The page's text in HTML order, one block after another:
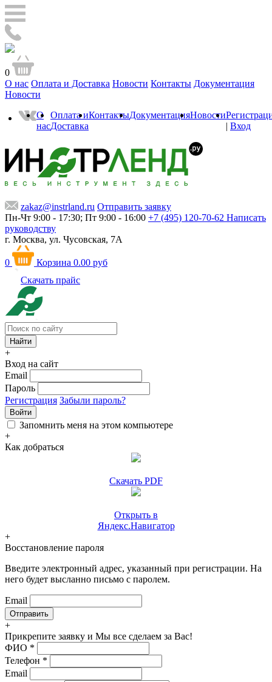
0
О нас Оплата и Доставка Новости Контакты Документация
Новости
О
нас
Оплата и
Доставка
КонтактыДокументацияНовости
| Вход
zakaz@instrland.ru Отправить заявку
Пн-Чт 9:00 - 17:30; Пт 9:00 - 16:00 +7 (495) 120-70-62 Написать
руководству
г. Москва, ул. Чусовская, 7А
0 Корзина 0.00 руб
Скачать прайс
+
Вход на сайт
Email
Пароль
Регистрация Забыли пароль?
Войти
Запомнить меня на этом компьютере
+
Как добраться
Скачать PDF
Открыть в
Яндекс.Навигатор
+
Восстановление пароля
Введите электронный адрес, указанный при регистрации. На
него будет высланно письмо с паролем.
Email
+
Прикрепите заявку и Мы все сделаем за Вас!
ФИО *
Телефон *
Email